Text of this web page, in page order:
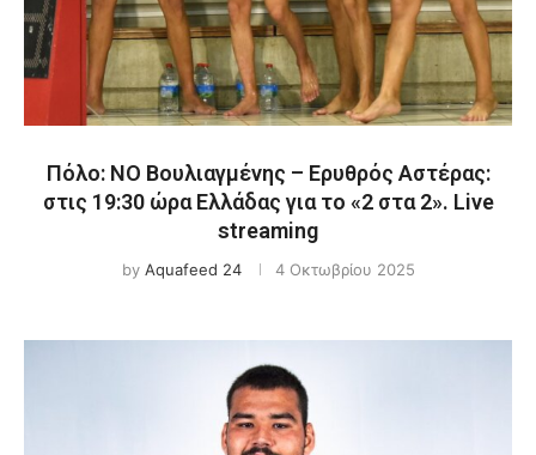
Πόλο: ΝΟ Βουλιαγμένης – Ερυθρός Αστέρας:
στις 19:30 ώρα Ελλάδας για το «2 στα 2». Live
streaming
by Aquafeed 24 4 Οκτωβρίου 2025